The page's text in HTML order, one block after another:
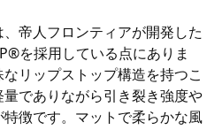
帝人フロンティアが開発した
を採用している点にありま
リップストップ構造を持つこ
でありながら引き裂き強度や
徴です。マットで柔らかな風